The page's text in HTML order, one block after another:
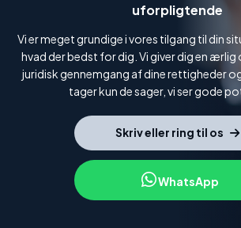
uforpligtende
Vi er meget grundige i vores tilgang til din
hvad der bedst for dig. Vi giver dig en ærlig
juridisk gennemgang af dine rettigheder
tager kun de sager, vi ser gode
Skriv eller ring til os
WhatsApp